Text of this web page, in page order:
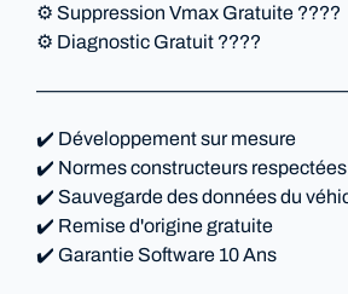
⚙️ Suppression Vmax Gratuite ????
⚙️ Diagnostic Gratuit ????
✔️ Développement sur mesure
✔️ Normes constructeurs respectées
✔️ Sauvegarde des données du
✔️ Remise d'origine gratuite
✔️ Garantie Software 10 Ans